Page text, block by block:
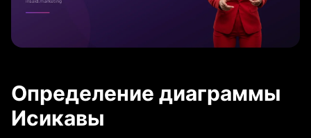
Определение диаграммы
Исикавы